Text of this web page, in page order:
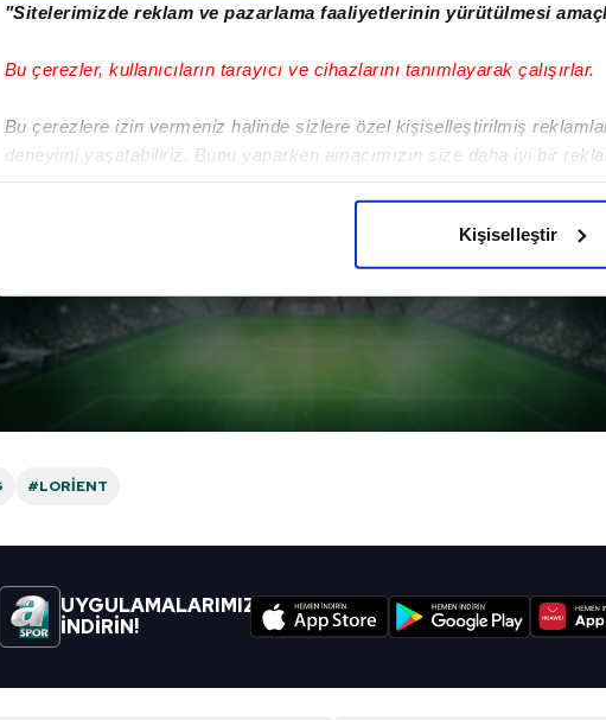
"Sitelerimizde reklam ve pazarlama faaliyetlerinin yürütülmesi
Bu çerezler, kullanıcıların tarayıcı ve cihazlarını tanımlayarak çalışırlar.
Bu çerezlere izin vermeniz halinde sizlere özel kişiselleştirilmiş
deneyimi yaşatabiliriz. Bunu yaparken amacımızın size daha iyi bir
Her halükârda, kullanıcılar, bu çerezlere izin vermedikleri takdirde,
Sizlere daha iyi bir hizmet sunabilmek için İnternet Sitemizde kendimize
çerezler vasıtasıyla çeşitli kişisel verileriniz işlenmekte olup gerekli olan
amacıyla kullanılmaktadır. Diğer çerezler, sitemizin daha işlevsel
reklam/pazarlama faaliyetlerinin yapılması, amaçlarıyla sınırlı olarak
butonuna tıklayabilir,
6698 sayılı Kişisel Verilerin Korunması Kanunu uyarınca hazırlanmış
mevzuata uygun olarak kullanılan çerezlerle ilgili bilgi almak için lütfen
Kişiselleştir
#LORIENT
UYGULAMALARIMIZI
İNDİRİN!